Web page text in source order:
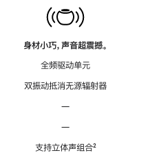
身材小巧，声音超震撼。
全频驱动单元
双振动抵消无源辐射器
—
—
支持立体声组合脚
²